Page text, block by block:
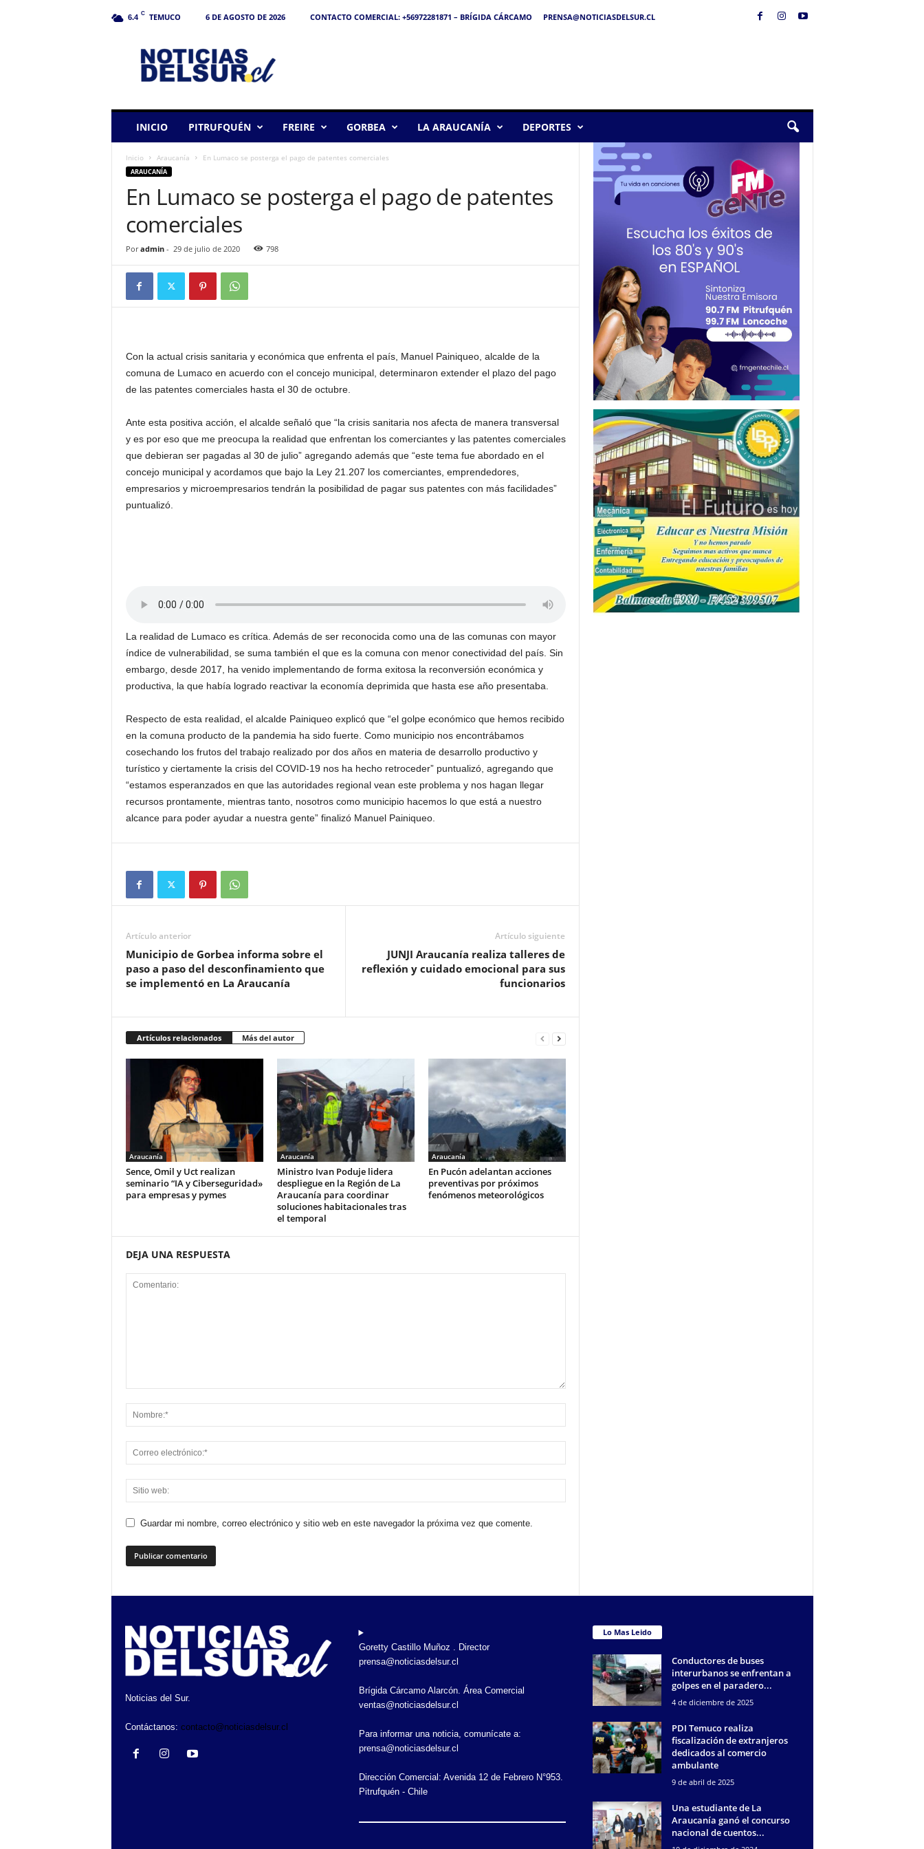
6.4 C TEMUCO 6 DE AGOSTO DE 2026 CONTACTO COMERCIAL: +56972281871 – BRÍGIDA CÁRCAMO
PRENSA@NOTICIASDELSUR.CL
INICIO PITRUFQUÉN FREIRE GORBEA LA ARAUCANÍA DEPORTES
Inicio Araucanía En Lumaco se posterga el pago de patentes comerciales
ARAUCANÍA
En Lumaco se posterga el pago de patentes
comerciales
Por admin- 29 de julio de 2020 798
Con la actual crisis sanitaria y económica que enfrenta el país, Manuel Painiqueo, alcalde de la
comuna de Lumaco en acuerdo con el concejo municipal, determinaron extender el plazo del pago
de las patentes comerciales hasta el 30 de octubre.
Ante esta positiva acción, el alcalde señaló que “la crisis sanitaria nos afecta de manera transversal
y es por eso que me preocupa la realidad que enfrentan los comerciantes y las patentes comerciales
que debieran ser pagadas al 30 de julio” agregando además que “este tema fue abordado en el
concejo municipal y acordamos que bajo la Ley 21.207 los comerciantes, emprendedores,
empresarios y microempresarios tendrán la posibilidad de pagar sus patentes con más facilidades”
puntualizó.
La realidad de Lumaco es crítica. Además de ser reconocida como una de las comunas con mayor
índice de vulnerabilidad, se suma también el que es la comuna con menor conectividad del país. Sin
embargo, desde 2017, ha venido implementando de forma exitosa la reconversión económica y
productiva, la que había logrado reactivar la economía deprimida que hasta ese año presentaba.
Respecto de esta realidad, el alcalde Painiqueo explicó que “el golpe económico que hemos recibido
en la comuna producto de la pandemia ha sido fuerte. Como municipio nos encontrábamos
cosechando los frutos del trabajo realizado por dos años en materia de desarrollo productivo y
turístico y ciertamente la crisis del COVID-19 nos ha hecho retroceder” puntualizó, agregando que
“estamos esperanzados en que las autoridades regional vean este problema y nos hagan llegar
recursos prontamente, mientras tanto, nosotros como municipio hacemos lo que está a nuestro
alcance para poder ayudar a nuestra gente” finalizó Manuel Painiqueo.
Artículo anterior
Municipio de Gorbea informa sobre el
paso a paso del desconfinamiento que
se implementó en La Araucanía
Artículo siguiente
JUNJI Araucanía realiza talleres de
reflexión y cuidado emocional para sus
funcionarios
Artículos relacionados Más del autor
Araucanía
Sence, Omil y Uct realizan
seminario “IA y Ciberseguridad»
para empresas y pymes
Araucanía
Ministro Ivan Poduje lidera
despliegue en la Región de La
Araucanía para coordinar
soluciones habitacionales tras
el temporal
Araucanía
En Pucón adelantan acciones
preventivas por próximos
fenómenos meteorológicos
DEJA UNA RESPUESTA
Guardar mi nombre, correo electrónico y sitio web en este navegador la próxima vez que comente.
Noticias del Sur.
Contáctanos: contacto@noticiasdelsur.cl
Goretty Castillo Muñoz . Director
prensa@noticiasdelsur.cl
Brígida Cárcamo Alarcón. Área Comercial
ventas@noticiasdelsur.cl
Para informar una noticia, comunícate a:
prensa@noticiasdelsur.cl
Dirección Comercial: Avenida 12 de Febrero N°953.
Pitrufquén - Chile
Lo Mas Leido
Conductores de buses
interurbanos se enfrentan a
golpes en el paradero...
4 de diciembre de 2025
PDI Temuco realiza
fiscalización de extranjeros
dedicados al comercio
ambulante
9 de abril de 2025
Una estudiante de La
Araucanía ganó el concurso
nacional de cuentos...